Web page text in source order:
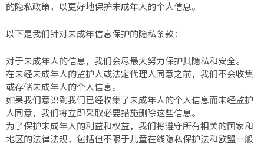
的隐私政策，以更好地保护未成年人的个人信息。
以下是我们针对未成年信息保护的隐私条款：
对于未成年人的信息，我们会尽最大努力保护其隐私和安全。
在未经未成年人的监护人或法定代理人同意之前，我们不会收集
或存储未成年人的个人信息。
如果我们意识到我们已经收集了未成年人的个人信息而未经监护
人同意，我们将立即采取必要措施删除这些信息。
为了保护未成年人的利益和权益，我们将遵守所有相关的国家和
地区的法律法规，包括但不限于儿童在线隐私保护法和欧盟一般